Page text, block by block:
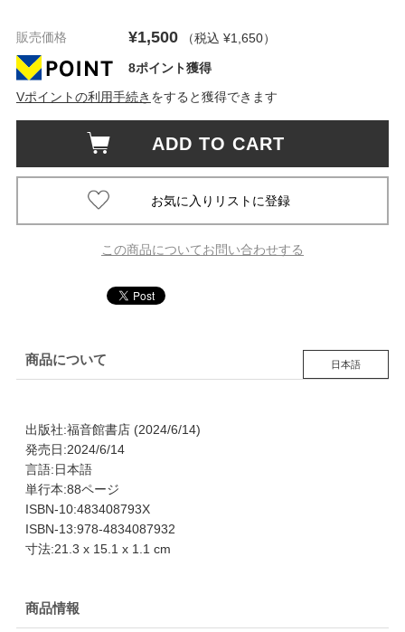
販売価格 ¥1,500 （税込 ¥1,650）
8ポイント獲得
Vポイントの利用手続き をすると獲得できます
ADD TO CART
この商品についてお問い合わせする
商品について 日本語
出版社:福音館書店 (2024/6/14)
発売日:2024/6/14
言語:日本語
単行本:88ページ
ISBN-10:483408793X
ISBN-13:978-4834087932
寸法:21.3 x 15.1 x 1.1 cm
商品情報